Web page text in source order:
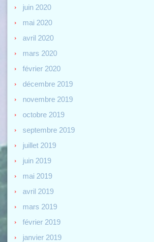
juin 2020
mai 2020
avril 2020
mars 2020
février 2020
décembre 2019
novembre 2019
octobre 2019
septembre 2019
juillet 2019
juin 2019
mai 2019
avril 2019
mars 2019
février 2019
janvier 2019